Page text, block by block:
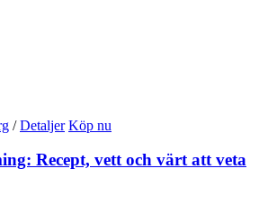
/ Detaljer Köp nu
Recept, vett och värt att veta